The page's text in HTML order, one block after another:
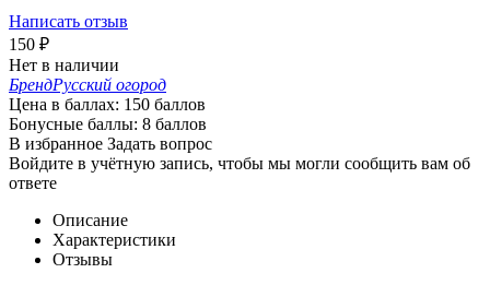
Написать отзыв
150 ₽
Нет в наличии
БрендРусский огород
Цена в баллах: 150 баллов
Бонусные баллы: 8 баллов
В избранное Задать вопрос
Войдите в учётную запись, чтобы мы могли сообщить вам об
ответе
Описание
Характеристики
Отзывы